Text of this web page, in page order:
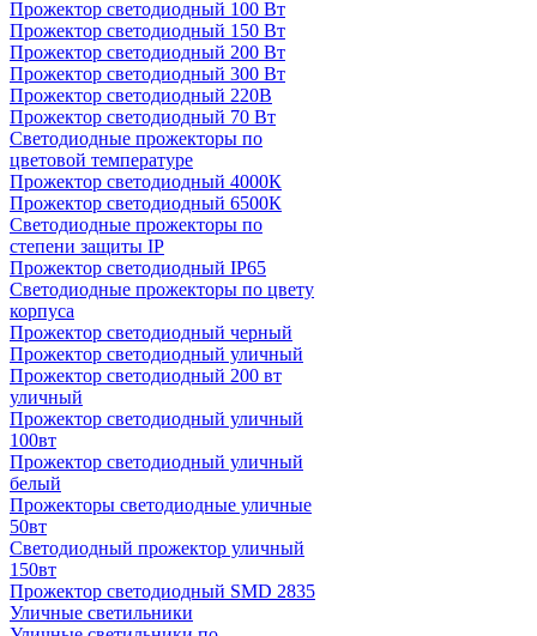
Прожектор светодиодный 100 Вт
Прожектор светодиодный 150 Вт
Прожектор светодиодный 200 Вт
Прожектор светодиодный 300 Вт
Прожектор светодиодный 220В
Прожектор светодиодный 70 Вт
Светодиодные прожекторы по
цветовой температуре
Прожектор светодиодный 4000К
Прожектор светодиодный 6500К
Светодиодные прожекторы по
степени защиты IP
Прожектор светодиодный IP65
Светодиодные прожекторы по цвету
корпуса
Прожектор светодиодный черный
Прожектор светодиодный уличный
Прожектор светодиодный 200 вт
уличный
Прожектор светодиодный уличный
100вт
Прожектор светодиодный уличный
белый
Прожекторы светодиодные уличные
50вт
Светодиодный прожектор уличный
150вт
Прожектор светодиодный SMD 2835
Уличные светильники